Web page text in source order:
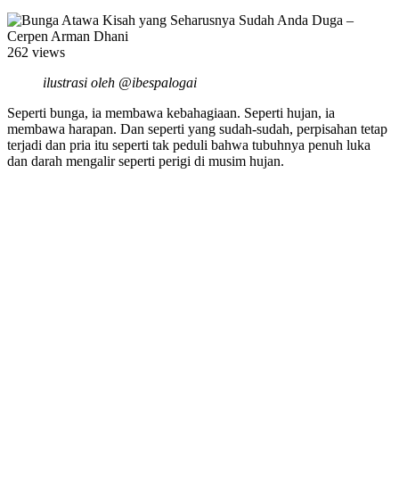
262 views
ilustrasi oleh @ibespalogai
Seperti bunga, ia membawa kebahagiaan. Seperti hujan, ia
membawa harapan. Dan seperti yang sudah-sudah, perpisahan tetap
terjadi dan pria itu seperti tak peduli bahwa tubuhnya penuh luka
dan darah mengalir seperti perigi di musim hujan.